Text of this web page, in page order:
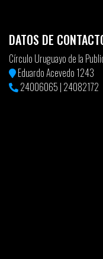
DATOS DE
Círculo Uruguayo de la
Eduardo Acevedo 1243
24006065 | 24082172